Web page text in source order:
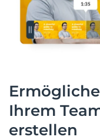
Ihrem
erstellen